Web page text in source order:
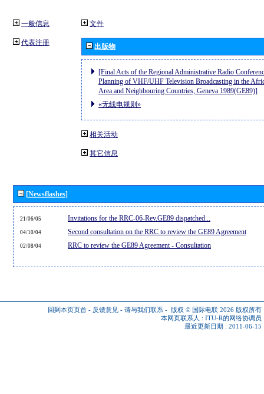
一般信息
代表注册
文件
出版物
[Final Acts of the Regional Administrative Radio
Planning of VHF/UHF Television Broadcasting in the
Area and Neighbouring Countries, Geneva 1989(GE89)]
«无线电规则»
相关活动
其它信息
[Newsflashes]
21/06/05 Invitations for the RRC-06-Rev.GE89 dispatched...
04/10/04 Second consultation on the RRC to review the GE89 Agreement
02/08/04 RRC to review the GE89 Agreement - Consultation
回到本页页首 - 反馈意见 - 请与我们联系 - 版权 © 国际电联 2026 版权所有
本网页联系人 : ITU-R的网络协调员
最近更新日期 : 2011-06-15